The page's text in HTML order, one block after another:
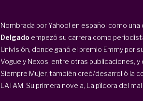
Nombrada por Yahoo! en español como
Delgado empezó su carrera como
Univisión, donde ganó el premio Emmy por
Vogue y Nexos, entre otras publicaciones,
Siempre Mujer, también creó/desarrolló la
LATAM. Su primera novela, La píldora del